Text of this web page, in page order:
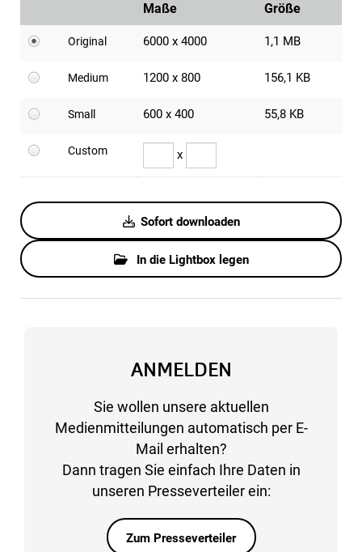
Maße Größe
Original 6000 x 4000 1,1 MB
Medium 1200 x 800 156,1 KB
Small 600 x 400 55,8 KB
Custom x
Sofort downloaden
In die Lightbox legen
ANMELDEN
Sie wollen unsere aktuellen
Medienmitteilungen automatisch per E-
Mail erhalten?
Dann tragen Sie einfach Ihre Daten in
unseren Presseverteiler ein:
Zum Presseverteiler